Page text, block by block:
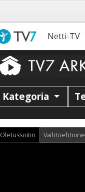
Netti-TV
Kategoria
Oletussoitin